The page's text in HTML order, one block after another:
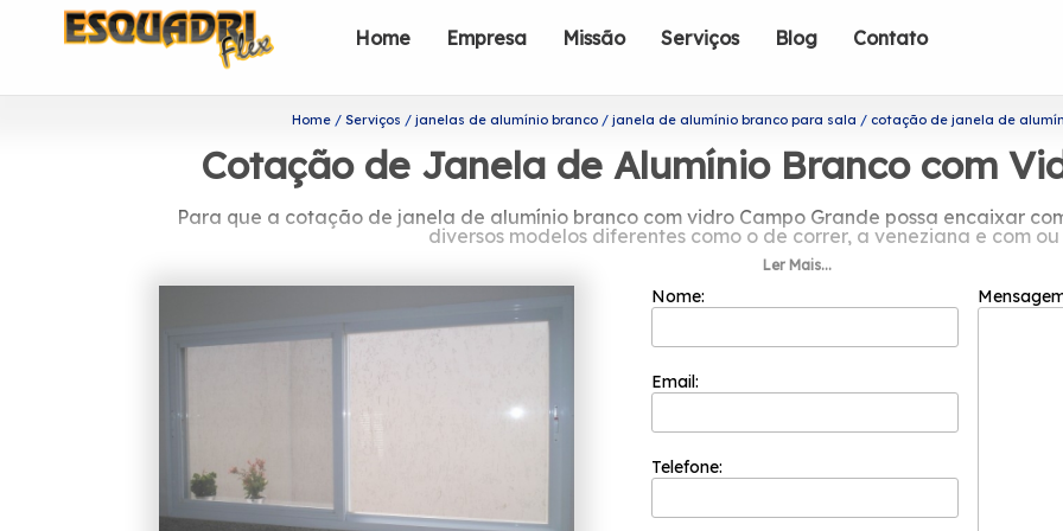
Home Empresa Missão Serviços Blog Contato
Home Serviços janelas de alumínio branco janela de alumínio branco para sala cotação de janela de
Cotação de Janela de Alumínio Branco com
Para que a cotação de janela de alumínio branco com vidro Campo Grande possa encaixar
diversos modelos diferentes como o de correr, a veneziana e com
Quer saber mais sobre cotação de janela de alumínio branco
A Esquadriflex é uma das empresas mais bem cotadas do segmento de esquadrias. Com a sua
de profissionais formada somente por colaboradores competentes que buscam a total
inovação e evolução dos processos.
Procurando cotação de janela de alumínio branco com vidro Campo Grande? A
proporciona para seus clientes serviços de extrema qualidade, como: Porta Lambril Alumínio,
Alumínio. A equipe da Esquadriflex está sempre pronta para prestar o melhor
Ler Mais...
Nome:
Email:
Telefone: